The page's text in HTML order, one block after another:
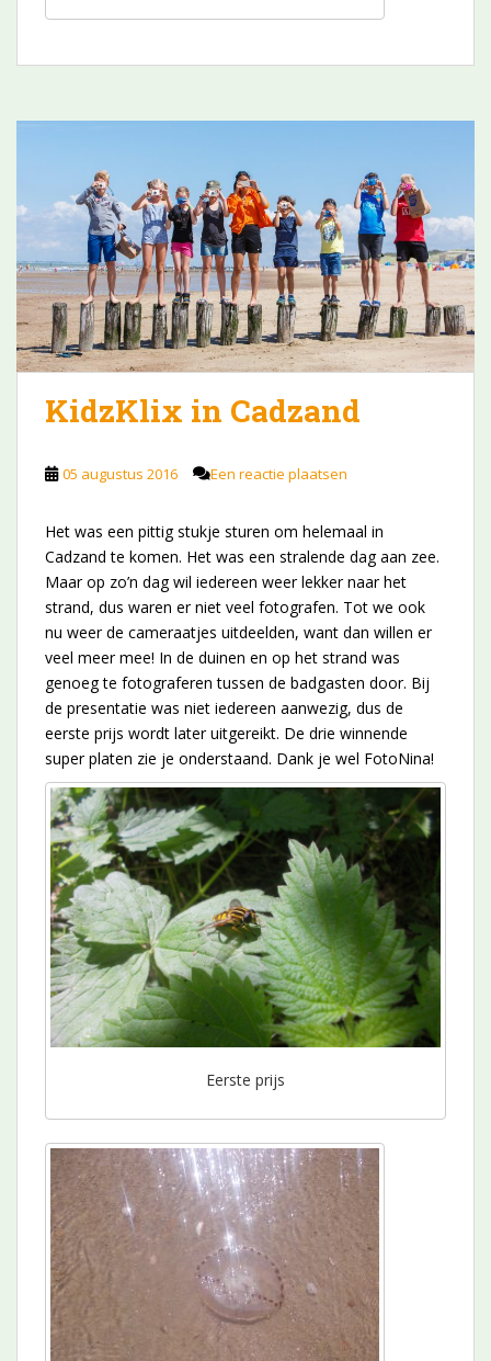
KidzKlix in Cadzand
05 augustus 2016 Een reactie plaatsen
Het was een pittig stukje sturen om helemaal in
Cadzand te komen. Het was een stralende dag aan zee.
Maar op zo’n dag wil iedereen weer lekker naar het
strand, dus waren er niet veel fotografen. Tot we ook
nu weer de cameraatjes uitdeelden, want dan willen er
veel meer mee! In de duinen en op het strand was
genoeg te fotograferen tussen de badgasten door. Bij
de presentatie was niet iedereen aanwezig, dus de
eerste prijs wordt later uitgereikt. De drie winnende
super platen zie je onderstaand. Dank je wel FotoNina!
Eerste prijs